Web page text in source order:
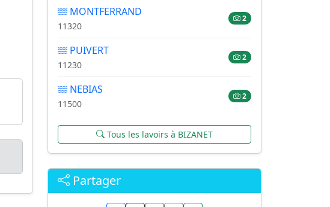
MONTFERRAND
11320
2
PUIVERT
11230
2
NEBIAS
11500
2
Tous les lavoirs à BIZANET
Partager